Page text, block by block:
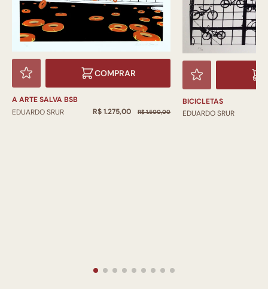
COMPRAR
A ARTE SALVA BSB
EDUARDO SRUR
R$ 1.275,00 R$ 1.500,00
BICICLETAS
EDUARDO SRUR